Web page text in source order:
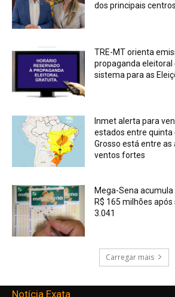
dos principais
TRE-MT orienta
propaganda eleitoral
sistema para as
Inmet alerta para
estados entre quinta
Grosso está entre as
ventos fortes
Mega-Sena
R$ 165 milhões
3.041
Carregar mais
Notícia Exata